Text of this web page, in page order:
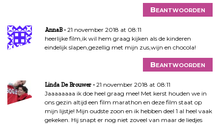
Beantwoorden
AnnaB
21 november 2018 at 08:11
heerlijke film,ik wil hem graag kijken als de kinderen
eindelijk slapen,gezellig met mijn zus,wijn en chocola!
Beantwoorden
Linda De Brouwer
21 november 2018 at 08:11
Jaaaaaaaa ik doe heel graag mee! Met kerst houden we in
ons gezin altijd een film marathon en deze film staat op
mijn lijstje! Mijn oudste zoon en ik hebben deel 1 al heel vaak
gekeken. Hij snapt er nog niet zoveel van maar de liedjes